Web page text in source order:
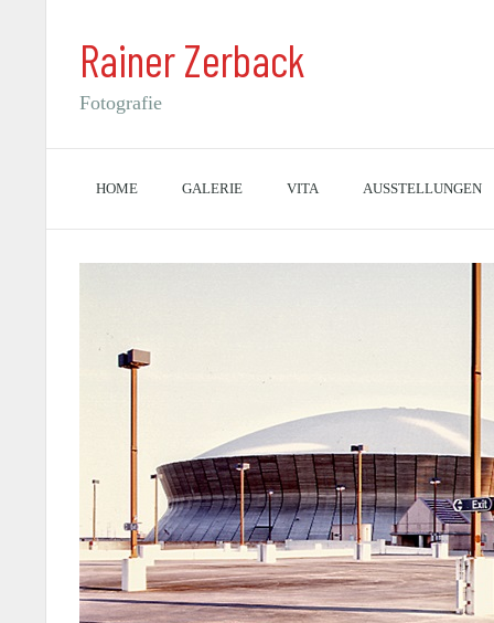
Rainer Zerback
Fotografie
HOME GALERIE VITA AUSSTELLUNGEN